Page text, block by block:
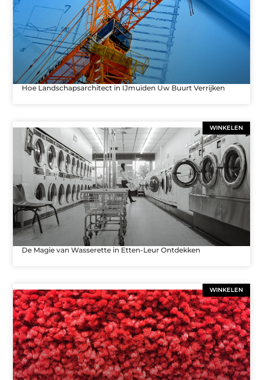
Hoe Landschapsarchitect in IJmuiden Uw Buurt Verrijken
WINKELEN
De Magie van Wasserette in Etten-Leur Ontdekken
WINKELEN